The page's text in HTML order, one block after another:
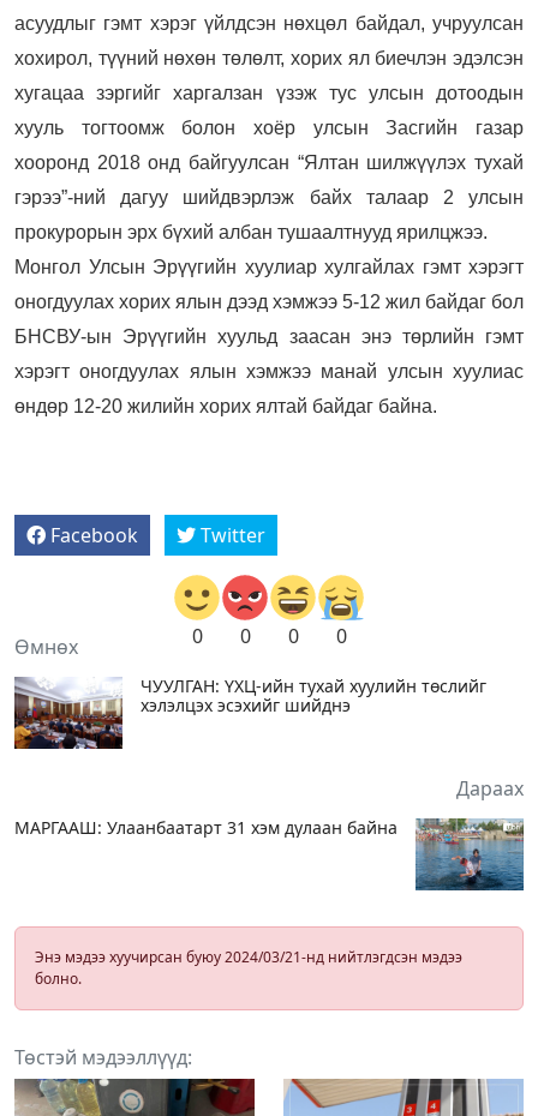
асуудлыг гэмт хэрэг үйлдсэн нөхцөл байдал, учруулсан
хохирол, түүний нөхөн төлөлт, хорих ял биечлэн эдэлсэн
хугацаа зэргийг харгалзан үзэж тус улсын дотоодын
хууль тогтоомж болон хоёр улсын Засгийн газар
хооронд 2018 онд байгуулсан “Ялтан шилжүүлэх тухай
гэрээ”-ний дагуу шийдвэрлэж байх талаар 2 улсын
прокурорын эрх бүхий албан тушаалтнууд ярилцжээ.
Монгол Улсын Эрүүгийн хуулиар хулгайлах гэмт хэрэгт
оногдуулах хорих ялын дээд хэмжээ 5-12 жил байдаг бол
БНСВУ-ын Эрүүгийн хуульд заасан энэ төрлийн гэмт
хэрэгт оногдуулах ялын хэмжээ манай улсын хуулиас
өндөр 12-20 жилийн хорих ялтай байдаг байна.
Facebook Twitter
0 0 0 0
Өмнөх
ЧУУЛГАН: ҮХЦ-ийн тухай хуулийн төслийг
хэлэлцэх эсэхийг шийднэ
Дараах
МАРГААШ: Улаанбаатарт 31 хэм дулаан байна
Энэ мэдээ хуучирсан буюу 2024/03/21-нд нийтлэгдсэн мэдээ
болно.
Төстэй мэдээллүүд: